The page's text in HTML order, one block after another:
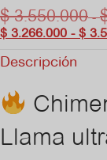
$3.550.000 -
$ 3.266.000 - $
Descripción
Llama